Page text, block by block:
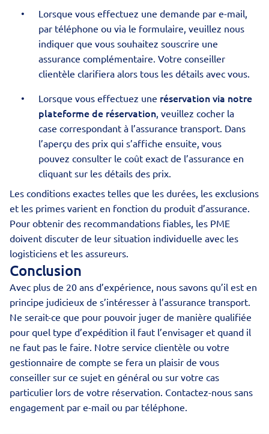
Lorsque vous effectuez une demande par e-mail,
par téléphone ou via le formulaire, veuillez nous
indiquer que vous souhaitez souscrire une
assurance complémentaire. Votre conseiller
clientèle clarifiera alors tous les détails avec vous.
Lorsque vous effectuez une réservation via notre
plateforme de réservation, veuillez cocher la
case correspondant à l’assurance transport. Dans
l’aperçu des prix qui s’affiche ensuite, vous
pouvez consulter le coût exact de l’assurance en
cliquant sur les détails des prix.
Les conditions exactes telles que les durées, les exclusions
et les primes varient en fonction du produit d’assurance.
Pour obtenir des recommandations fiables, les PME
doivent discuter de leur situation individuelle avec les
logisticiens et les assureurs.
Conclusion
Avec plus de 20 ans d’expérience, nous savons qu’il est en
principe judicieux de s’intéresser à l’assurance transport.
Ne serait-ce que pour pouvoir juger de manière qualifiée
pour quel type d’expédition il faut l’envisager et quand il
ne faut pas le faire. Notre service clientèle ou votre
gestionnaire de compte se fera un plaisir de vous
conseiller sur ce sujet en général ou sur votre cas
particulier lors de votre réservation. Contactez-nous sans
engagement par e-mail ou par téléphone.